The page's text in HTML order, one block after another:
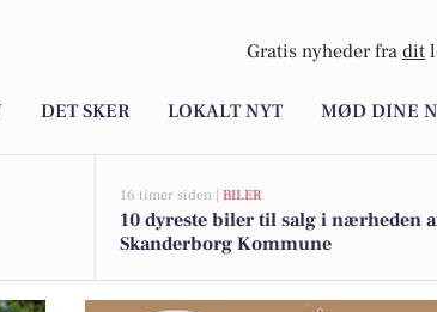
Gratis nyheder fra dit
DET SKER LOKALT NYT MØD DINE
16 timer siden | BILER
10 dyreste biler til salg i nærheden
Skanderborg Kommune